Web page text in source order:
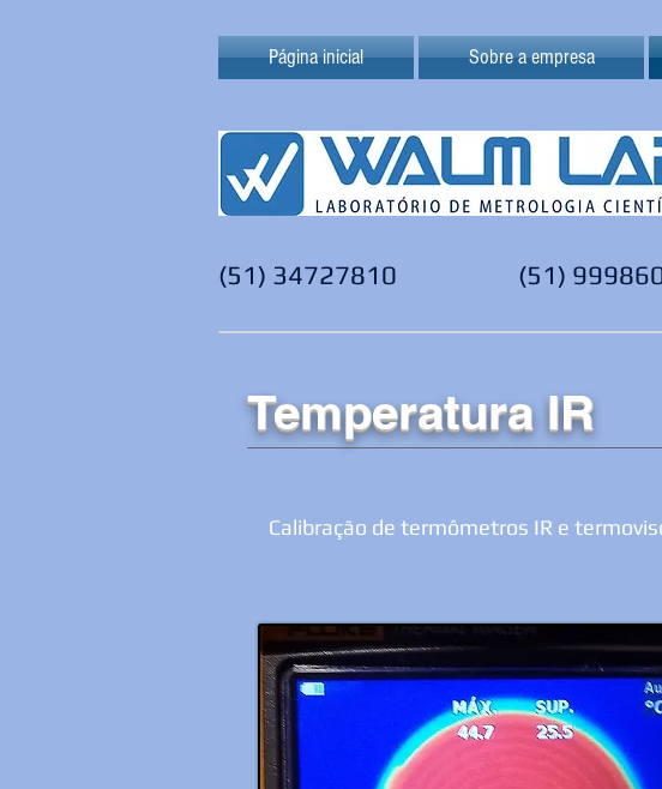
Página inicial Sobre a empresa
(51) 34727810 (51)
Temperatura IR
Calibração de termômetros IR e